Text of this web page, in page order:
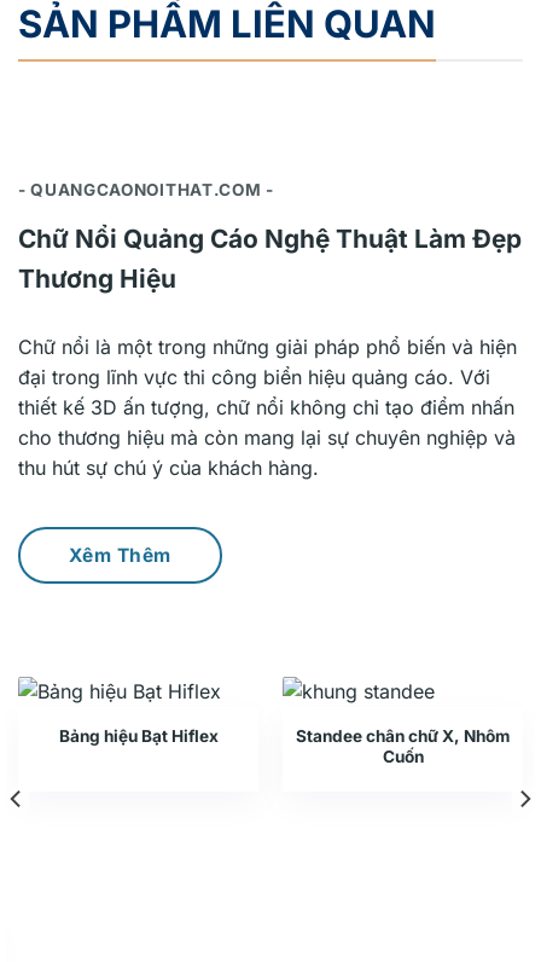
SẢN PHẨM LIÊN QUAN
- QUANGCAONOITHAT.COM -
Chữ Nổi Quảng Cáo Nghệ Thuật Làm Đẹp
Thương Hiệu
Chữ nổi là một trong những giải pháp phổ biến và hiện
đại trong lĩnh vực thi công biển hiệu quảng cáo. Với
thiết kế 3D ấn tượng, chữ nổi không chỉ tạo điểm nhấn
cho thương hiệu mà còn mang lại sự chuyên nghiệp và
thu hút sự chú ý của khách hàng.
Xêm Thêm
Bảng hiệu Bạt Hiflex
Standee chân chữ X, Nhôm
Cuốn